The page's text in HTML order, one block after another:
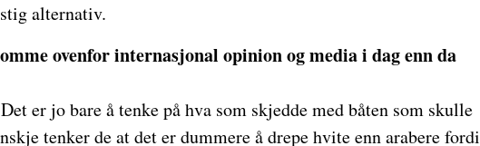
alternativ.
ovenfor internasjonal opinion og media i dag enn da
er jo bare å tenke på hva som skjedde med båten som skulle
tenker de at det er dummere å drepe hvite enn arabere fordi